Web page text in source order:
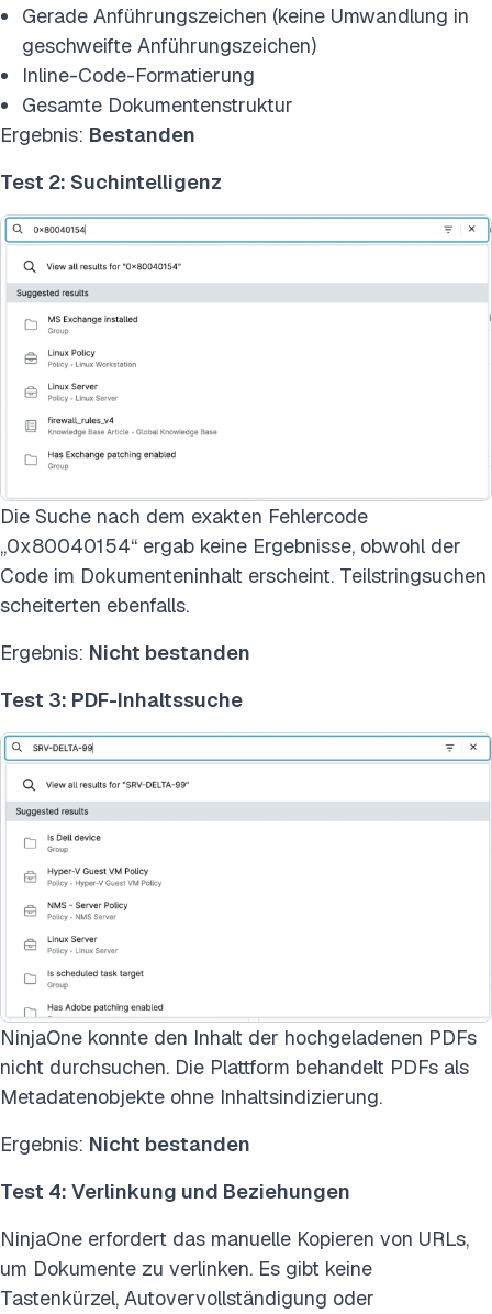
Gerade Anführungszeichen (keine Umwandlung in
geschweifte Anführungszeichen)
Inline-Code-Formatierung
Gesamte Dokumentenstruktur
Ergebnis: Bestanden
Test 2: Suchintelligenz
Die Suche nach dem exakten Fehlercode
„0x80040154“ ergab keine Ergebnisse, obwohl der
Code im Dokumenteninhalt erscheint. Teilstringsuchen
scheiterten ebenfalls.
Ergebnis: Nicht bestanden
Test 3: PDF-Inhaltssuche
NinjaOne konnte den Inhalt der hochgeladenen PDFs
nicht durchsuchen. Die Plattform behandelt PDFs als
Metadatenobjekte ohne Inhaltsindizierung.
Ergebnis: Nicht bestanden
Test 4: Verlinkung und Beziehungen
NinjaOne erfordert das manuelle Kopieren von URLs,
um Dokumente zu verlinken. Es gibt keine
Tastenkürzel, Autovervollständigung oder